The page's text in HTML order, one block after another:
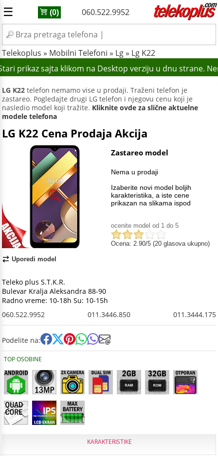
☰ (0) 060.522.9952
Telekoplus » Mobilni Telefoni » Lg» Lg K22
prikaz sajta klikom na Desktop verziju u dnu strane.
LG K22 telefon nemamo vise u prodaji. Traženi telefon je
zastareo. Pogledajte drugi LG telefon i njegovu cenu koji je
nasledio model koji tražite. Kliknite ovde za slične aktuelne
modele telefona
LG K22 Cena Prodaja Akcija
Uporedi model
Zastareo model
Nema u prodaji
Izaberite novi model boljih
karakteristika, a iste cene
prikazan na slikama ispod
ocenite model od 1 do 5
Ocena: 2.90/5 (20 glasova ukupno)
Teleko plus S.T.K.R.
Bulevar Kralja Aleksandra 88-90
Radno vreme: 10-18h Su: 10-15h
060.522.9952
011.3446.850 011.3444.175
Podelite na:
TOP OSOBINE
KARAKTERISTIKE